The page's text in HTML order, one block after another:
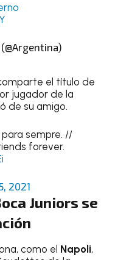
el título de
jugador de la
de su amigo.
sempre. //
forever.
2021
Juniors se
como el Napoli,